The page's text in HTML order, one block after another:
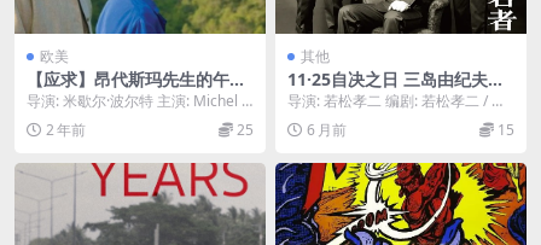
欧美
【应求】昂代斯玛先生的午后
L’apres-midi de Monsieur A
ndesmas (2004)
导演: 米歇尔·波尔特 主演: Michel B
ouquet—Mon...
2 年前 25
其他
11·25自决之日 三岛由纪夫与
年轻人们 11・25自決の日 三
島由紀夫と若者たち (2012)
导演: 若松孝二 编剧: 若松孝二 / 挂
川正幸 主演: 井浦新 / 寺岛忍 /...
6 月前 15